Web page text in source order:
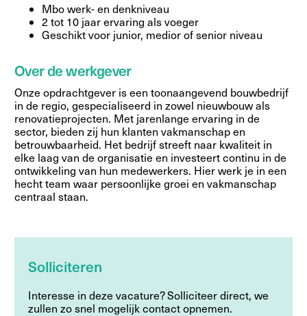
Mbo werk- en denkniveau
2 tot 10 jaar ervaring als voeger
Geschikt voor junior, medior of senior niveau
Over de werkgever
Onze opdrachtgever is een toonaangevend bouwbedrijf
in de regio, gespecialiseerd in zowel nieuwbouw als
renovatieprojecten. Met jarenlange ervaring in de
sector, bieden zij hun klanten vakmanschap en
betrouwbaarheid. Het bedrijf streeft naar kwaliteit in
elke laag van de organisatie en investeert continu in de
ontwikkeling van hun medewerkers. Hier werk je in een
hecht team waar persoonlijke groei en vakmanschap
centraal staan.
Solliciteren
Interesse in deze vacature? Solliciteer direct, we
zullen zo snel mogelijk contact opnemen.